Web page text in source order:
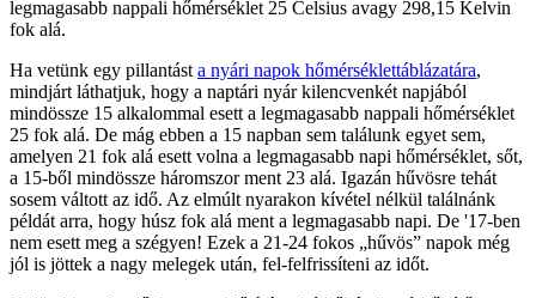
legmagasabb nappali hőmérséklet 25 Celsius avagy 298,15 Kelvin
fok alá.
Ha vetünk egy pillantást a nyári napok hőmérséklettáblázatára,
mindjárt láthatjuk, hogy a naptári nyár kilencvenkét napjából
mindössze 15 alkalommal esett a legmagasabb nappali hőmérséklet
25 fok alá. De mág ebben a 15 napban sem találunk egyet sem,
amelyen 21 fok alá esett volna a legmagasabb napi hőmérséklet, sőt,
a 15-ből mindössze háromszor ment 23 alá. Igazán hűvösre tehát
sosem váltott az idő. Az elmúlt nyarakon kívétel nélkül találnánk
példát arra, hogy húsz fok alá ment a legmagasabb napi. De '17-ben
nem esett meg a szégyen! Ezek a 21-24 fokos „hűvös” napok még
jól is jöttek a nagy melegek után, fel-felfrissíteni az időt.